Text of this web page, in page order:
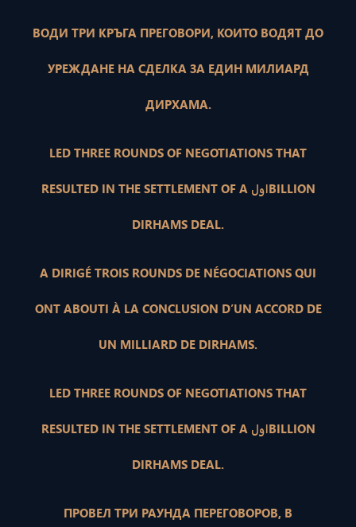
ВОДИ ТРИ КРЪГА ПРЕГОВОРИ, КОИТО ВОДЯТ ДО
УРЕЖДАНЕ НА СДЕЛКА ЗА ЕДИН МИЛИАРД
ДИРХАМА.
LED THREE ROUNDS OF NEGOTIATIONS THAT
RESULTED IN THE SETTLEMENT OF A اولBILLION
DIRHAMS DEAL.
A DIRIGÉ TROIS ROUNDS DE NÉGOCIATIONS QUI
ONT ABOUTI À LA CONCLUSION D’UN ACCORD DE
UN MILLIARD DE DIRHAMS.
LED THREE ROUNDS OF NEGOTIATIONS THAT
RESULTED IN THE SETTLEMENT OF A اولBILLION
DIRHAMS DEAL.
ПРОВЕЛ ТРИ РАУНДА ПЕРЕГОВОРОВ, В